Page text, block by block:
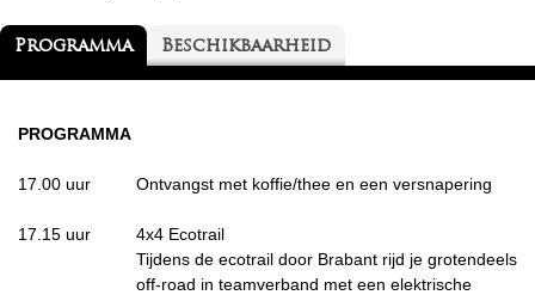
Programma Beschikbaarheid
PROGRAMMA
17.00 uur Ontvangst met koffie/thee en een versnapering
17.15 uur
4x4 Ecotrail
Tijdens de ecotrail door Brabant rijd je grotendeels
off-road in teamverband met een elektrische